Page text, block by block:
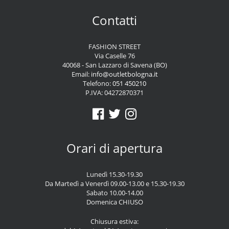
Contatti
FASHION STREET
Via Caselle 76
40068 - San Lazzaro di Savena (BO)
Email: info@outletbologna.it
Telefono:051 450210
P.IVA: 04272870371
Orari di apertura
Lunedì 15.30-19.30
Da Martedì a Venerdì 09.00-13.00 e 15.30-19.30
Sabato 10.00-14.00
Domenica CHIUSO
Chiusura estiva: